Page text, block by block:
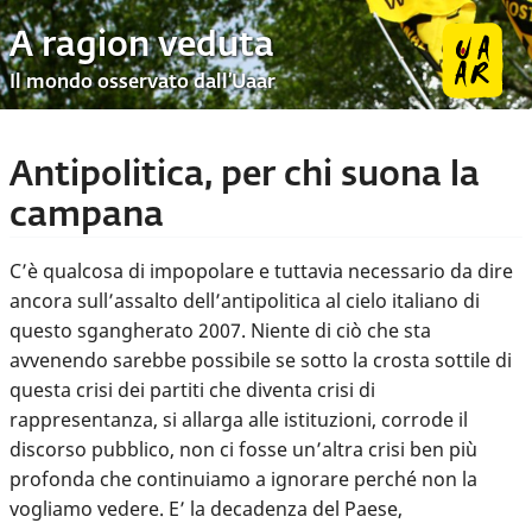
A ragion veduta
Il mondo osservato dall’Uaar
Antipolitica, per chi suona la
campana
C’è qualcosa di impopolare e tuttavia necessario da dire
ancora sull’assalto dell’antipolitica al cielo italiano di
questo sgangherato 2007. Niente di ciò che sta
avvenendo sarebbe possibile se sotto la crosta sottile di
questa crisi dei partiti che diventa crisi di
rappresentanza, si allarga alle istituzioni, corrode il
discorso pubblico, non ci fosse un’altra crisi ben più
profonda che continuiamo a ignorare perché non la
vogliamo vedere. E’ la decadenza del Paese,